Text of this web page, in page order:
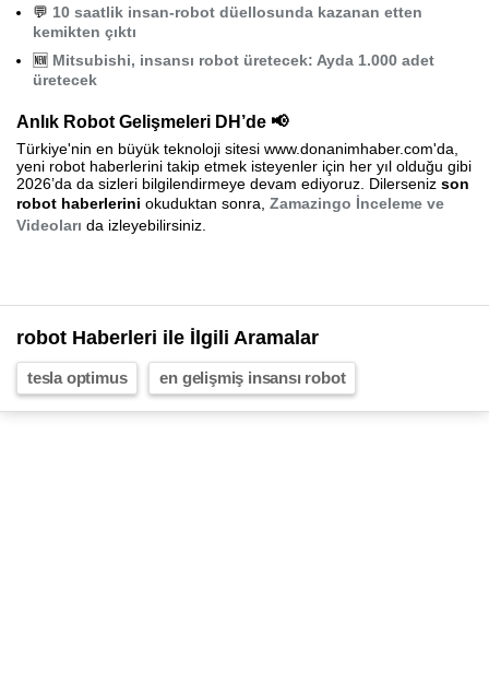
💬 10 saatlik insan-robot düellosunda kazanan etten
kemikten çıktı
🆕 Mitsubishi, insansı robot üretecek: Ayda 1.000 adet
üretecek
Anlık Robot Gelişmeleri DH’de 📢
Türkiye'nin en büyük teknoloji sitesi www.donanimhaber.com'da,
yeni robot haberlerini takip etmek isteyenler için her yıl olduğu gibi
2026’da da sizleri bilgilendirmeye devam ediyoruz. Dilerseniz son
robot haberlerini okuduktan sonra, Zamazingo İnceleme ve
Videoları da izleyebilirsiniz.
robot Haberleri ile İlgili Aramalar
tesla optimus en gelişmiş insansı robot